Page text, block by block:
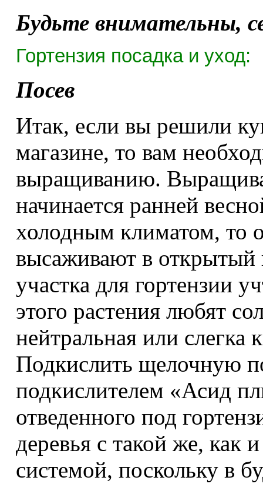
Будьте внимательны,
Гортензия посадка и уход:
Посев
Итак, если вы решили
магазине, то вам
выращиванию.
начинается ранней
холодным климатом, то
высаживают в открытый
участка для гортензии
этого растения любят
нейтральная или слегка
Подкислить щелочную
подкислителем «Асид
отведенного под
деревья с такой же, как
системой, поскольку в